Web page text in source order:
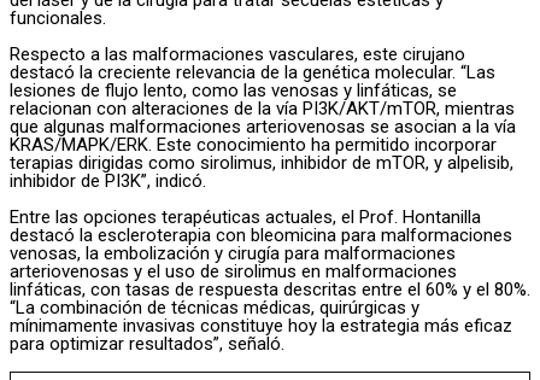
funcionales.
Respecto a las malformaciones vasculares, este cirujano
destacó la creciente relevancia de la genética molecular. “Las
lesiones de flujo lento, como las venosas y linfáticas, se
relacionan con alteraciones de la vía PI3K/AKT/mTOR, mientras
que algunas malformaciones arteriovenosas se asocian a la vía
KRAS/MAPK/ERK. Este conocimiento ha permitido incorporar
terapias dirigidas como sirolimus, inhibidor de mTOR, y alpelisib,
inhibidor de PI3K”, indicó.
Entre las opciones terapéuticas actuales, el Prof. Hontanilla
destacó la escleroterapia con bleomicina para malformaciones
venosas, la embolización y cirugía para malformaciones
arteriovenosas y el uso de sirolimus en malformaciones
linfáticas, con tasas de respuesta descritas entre el 60% y el 80%.
“La combinación de técnicas médicas, quirúrgicas y
mínimamente invasivas constituye hoy la estrategia más eficaz
para optimizar resultados”, señaló.